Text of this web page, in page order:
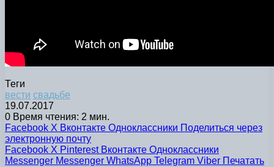
Теги
вести свадьбе
19.07.2017
0 Время чтения: 2 мин.
Facebook X Вконтакте Одноклассники Поделиться через
электронную почту
Facebook X Pinterest Вконтакте Одноклассники
Messenger Messenger WhatsApp Telegram Viber Печатать